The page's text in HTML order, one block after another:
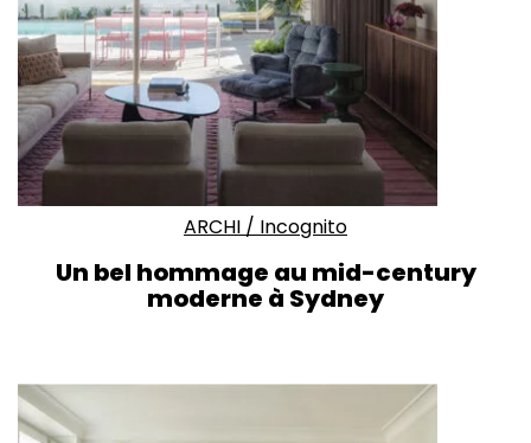
ARCHI / Incognito
Un bel hommage au mid-century
moderne à Sydney